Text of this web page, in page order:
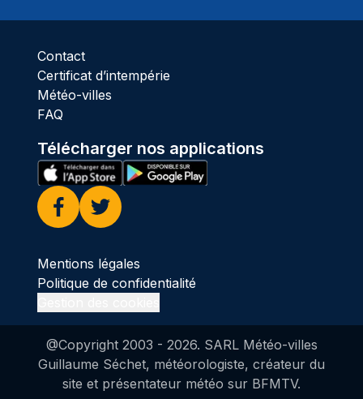
Contact
Certificat d’intempérie
Météo-villes
FAQ
Télécharger nos applications
Facebook
Twitter
Mentions légales
Politique de confidentialité
@Copyright 2003 - 2026. SARL Météo-villes
Guillaume Séchet, météorologiste, créateur du
site et présentateur météo sur BFMTV.